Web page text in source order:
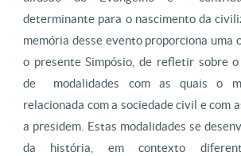
determinante para o nascimento da
memória desse evento proporciona uma
o presente Simpósio, de refletir sobre
de modalidades com as quais o
relacionada com a sociedade civil e com
a presidem. Estas modalidades se
da história, em contexto